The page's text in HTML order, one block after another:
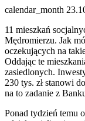
calendar_month
11 mieszkań
Mędromierzu. Jak
oczekujących na
Oddając te
zasiedlonych.
230 tys. zł stanowi
na to zadanie z
Ponad tydzień temu